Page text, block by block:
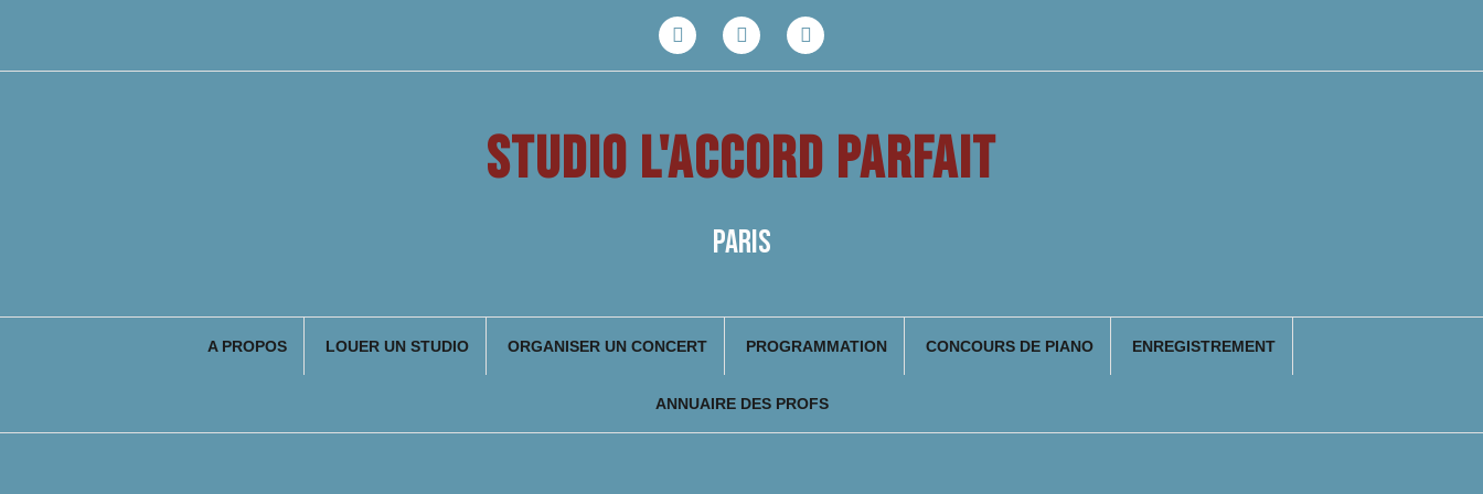
STUDIO L'ACCORD PARFAIT
PARIS
A PROPOS LOUER UN STUDIO ORGANISER UN CONCERT PROGRAMMATION CONCOURS DE PIANO ENREGISTREMENT
ANNUAIRE DES PROFS